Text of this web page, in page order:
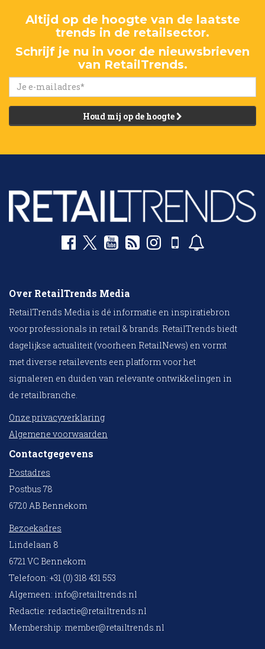
Altijd op de hoogte van de laatste
trends in de retailsector.
Schrijf je nu in voor de nieuwsbrieven
van RetailTrends.
Houd mij op de hoogte
Over RetailTrends Media
RetailTrends Media is dé informatie en inspiratiebron
voor professionals in retail & brands. RetailTrends biedt
dagelijkse actualiteit (voorheen RetailNews) en vormt
met diverse retailevents een platform voor het
signaleren en duiden van relevante ontwikkelingen in
de retailbranche.
Onze privacyverklaring
Algemene voorwaarden
Contactgegevens
Postadres
Postbus 78
6720 AB Bennekom
Bezoekadres
Lindelaan 8
6721 VC Bennekom
Telefoon: +31 (0) 318 431 553
Algemeen: info@retailtrends.nl
Redactie: redactie@retailtrends.nl
Membership: member@retailtrends.nl